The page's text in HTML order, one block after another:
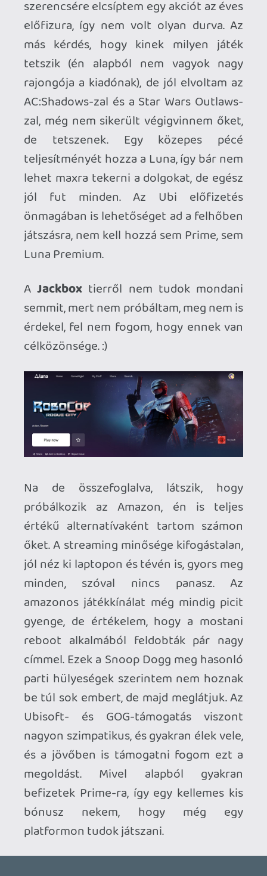
platformon tudok játszani.
jelentkezned!
Stadia HUN 2025.11.10 11:57:32
2025.11.10 11:12:25
Necroman Mk2 2025.11.10 11:12:25 #20jwm
A Luna Standard könyvtára kb. hány
százaléka a Premiumnak?
Necroman Mk2
QUAKE CHAMPIONS
FREEPLAY
5 napja
Necroman Mk2
WRATH OF THE GODS